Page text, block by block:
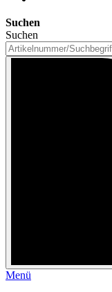
Suchen
Suchen
Menü